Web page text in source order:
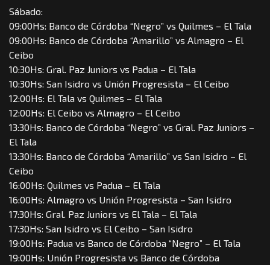
Sábado:
09:00Hs: Banco de Córdoba “Negro” vs Quilmes – El Tala
09:00Hs: Banco de Córdoba “Amarillo” vs Almagro – El
Ceibo
10:30Hs: Gral. Paz Juniors vs Padua – El Tala
10:30Hs: San Isidro vs Unión Progresista – El Ceibo
12:00Hs: El Tala vs Quilmes – El Tala
12:00Hs: El Ceibo vs Almagro – El Ceibo
13:30Hs: Banco de Córdoba “Negro” vs Gral. Paz Juniors –
El Tala
13:30Hs: Banco de Córdoba “Amarillo” vs San Isidro – El
Ceibo
16:00Hs: Quilmes vs Padua – El Tala
16:00Hs: Almagro vs Unión Progresista – San Isidro
17:30Hs: Gral. Paz Juniors vs El Tala – El Tala
17:30Hs: San Isidro vs El Ceibo – San Isidro
19:00Hs: Padua vs Banco de Córdoba “Negro” – El Tala
19:00Hs: Unión Progresista vs Banco de Córdoba